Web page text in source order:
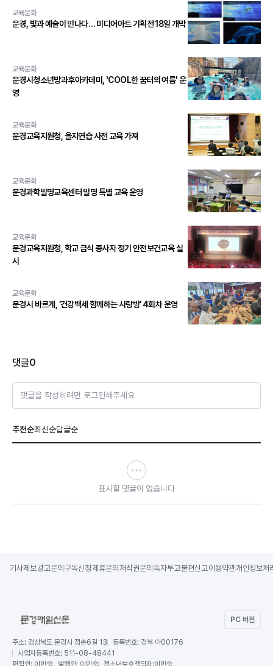
교육문화
문경, 빛과 예술이 만나다… 미디어아트 기획전 18일 개막
교육문화
문경시청소년방과후아카데미, 'COOL한 꿈터의 여름' 운
영
교육문화
문경교육지원청, 을지연습 사전 교육 가져
교육문화
문경과학발명교육센터 발명 특별 교육 운영
교육문화
문경교육지원청, 학교 급식 종사자 정기 안전보건교육 실
시
교육문화
문경시 바르게, ‘건강백세 함께하는 사랑방’ 4회차 운영
댓글0
댓글을 작성하려면 로그인해주세요
추천순최신순답글순
표시할 댓글이 없습니다
기사제보광고문의 구독신청제휴문의 저작권문의 독자투고불편신고이용약관개인정보처
PC 버전
주소: 경상북도 문경시 점촌6길 13 등록번호: 경북 아00176
사업자등록번호: 511-08-48441
편집인: 이민숙 발행인: 이민숙 청소년보호책임자:이민숙